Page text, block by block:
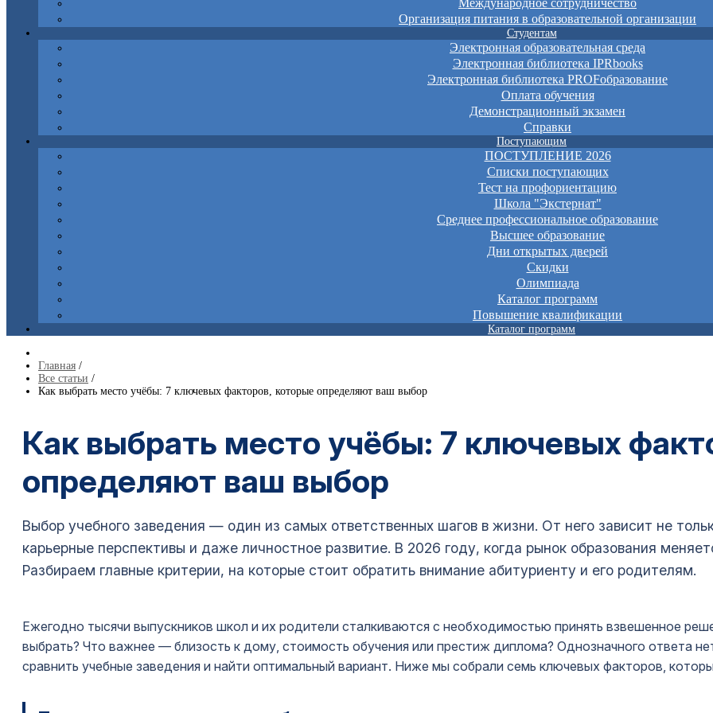
Организация питания в образовательной организации
Студентам
Электронная образовательная среда
Электронная библиотека IPRbooks
Электронная библиотека PROFобразование
Оплата обучения
Демонстрационный экзамен
Справки
Поступающим
ПОСТУПЛЕНИЕ 2026
Списки поступающих
Тест на профориентацию
Школа "Экстернат"
Среднее профессиональное образование
Высшее образование
Дни открытых дверей
Скидки
Олимпиада
Каталог программ
Повышение квалификации
Каталог программ
Главная /
Все статьи /
Как выбрать место учёбы: 7 ключевых факторов, которые определяют ваш выбор
Как выбрать место учёбы: 7 ключевых
определяют ваш выбор
Выбор учебного заведения — один из самых ответственных шагов в жизни. От него зависит не
карьерные перспективы и даже личностное развитие. В 2026 году, когда рынок образования
Разбираем главные критерии, на которые стоит обратить внимание абитуриенту и его родителям.
Ежегодно тысячи выпускников школ и их родители сталкиваются с необходимостью принять взвешенное
выбрать? Что важнее — близость к дому, стоимость обучения или престиж диплома? Однозначного ответа
сравнить учебные заведения и найти оптимальный вариант. Ниже мы собрали семь ключевых факторов,